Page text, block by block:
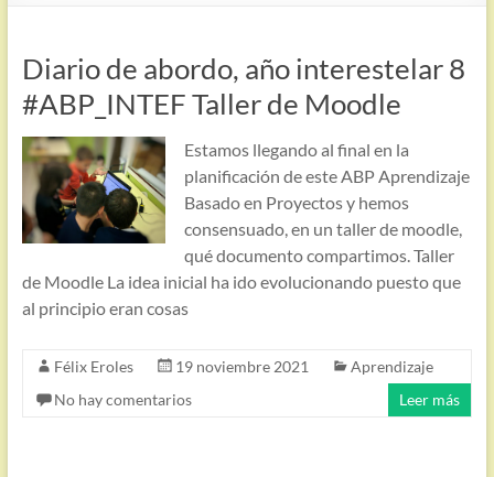
Diario de abordo, año interestelar 8
#ABP_INTEF Taller de Moodle
Estamos llegando al final en la
planificación de este ABP Aprendizaje
Basado en Proyectos y hemos
consensuado, en un taller de moodle,
qué documento compartimos. Taller
de Moodle La idea inicial ha ido evolucionando puesto que
al principio eran cosas
Félix Eroles 19 noviembre 2021
Aprendizaje
No hay comentarios
Leer más